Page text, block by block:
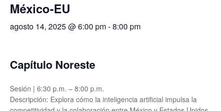
México-EU
agosto 14, 2025 @ 6:00 pm-8:00 pm
Capítulo Noreste
Sesión | 6:30 p.m. – 8:00 p.m.
Descripción: Explora cómo la inteligencia artificial impulsa la